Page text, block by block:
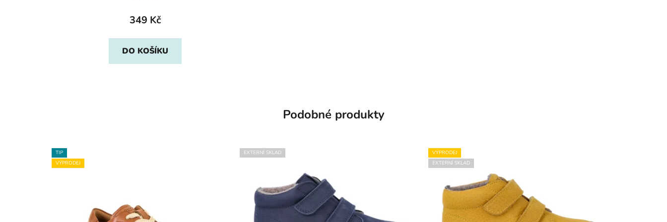
349 Kč
DO KOŠÍKU
Podobné produkty
TIP
VÝPRODEJ
EXTERNÍ SKLAD
VÝPRODEJ
EXTERNÍ SKLAD